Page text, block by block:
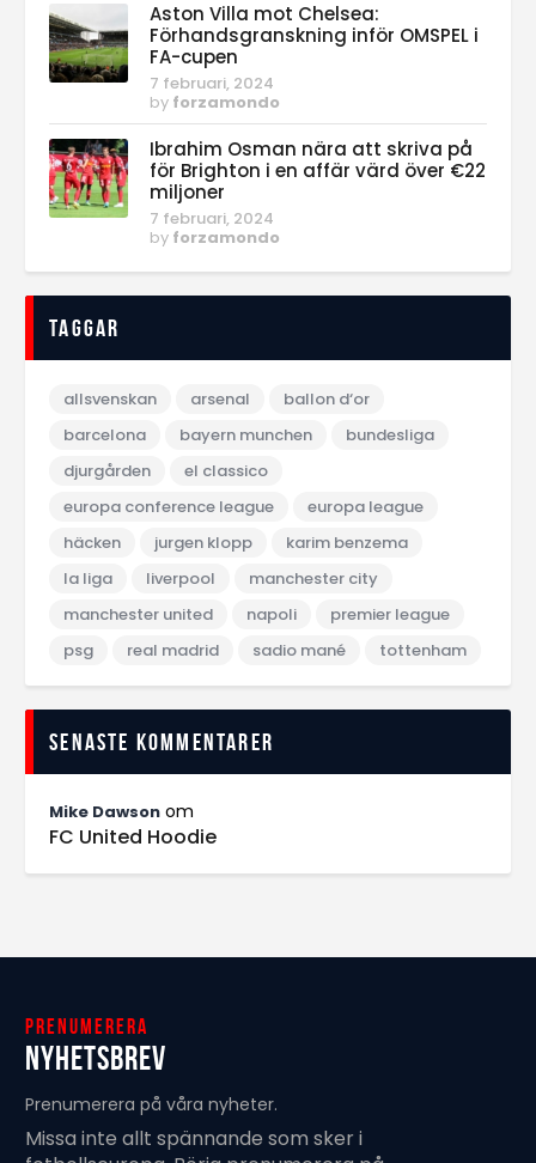
Aston Villa mot Chelsea:
Förhandsgranskning inför OMSPEL i
FA-cupen
7 februari, 2024
by forzamondo
Ibrahim Osman nära att skriva på
för Brighton i en affär värd över €22
miljoner
7 februari, 2024
by forzamondo
Taggar
allsvenskan arsenal
ballon d‘or
barcelona
bayern munchen
bundesliga
djurgården
el classico
europa conference league
europa league
häcken
jurgen klopp
karim benzema
la liga
liverpool
manchester city
manchester united
napoli
premier league
psg
real madrid sadio mané tottenham
Senaste kommentarer
Mike Dawson om
FC United Hoodie
Prenumerera
Nyhetsbrev
Prenumerera på våra nyheter.
Missa inte allt spännande som sker i